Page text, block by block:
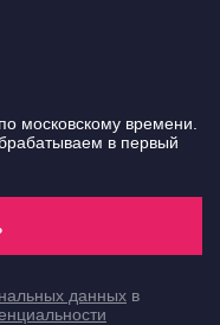
московскому времени.
в первый
данных в